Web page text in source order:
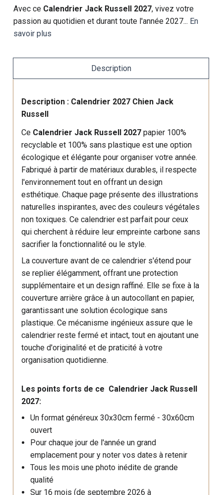
Avec ce Calendrier Jack Russell 2027, vivez votre
passion au quotidien et durant toute l'année 2027... En
savoir plus
Description
Description : Calendrier 2027 Chien Jack
Russell
Ce Calendrier Jack Russell 2027 papier 100%
recyclable et 100% sans plastique est une option
écologique et élégante pour organiser votre année.
Fabriqué à partir de matériaux durables, il respecte
l'environnement tout en offrant un design
esthétique. Chaque page présente des illustrations
naturelles inspirantes, avec des couleurs végétales
non toxiques. Ce calendrier est parfait pour ceux
qui cherchent à réduire leur empreinte carbone sans
sacrifier la fonctionnalité ou le style.
La couverture avant de ce calendrier s'étend pour
se replier élégamment, offrant une protection
supplémentaire et un design raffiné. Elle se fixe à la
couverture arrière grâce à un autocollant en papier,
garantissant une solution écologique sans
plastique. Ce mécanisme ingénieux assure que le
calendrier reste fermé et intact, tout en ajoutant une
touche d'originalité et de praticité à votre
organisation quotidienne.
Les points forts de ce Calendrier Jack Russell
2027:
Un format généreux 30x30cm fermé - 30x60cm
ouvert
Pour chaque jour de l'année un grand
emplacement pour y noter vos dates à retenir
Tous les mois une photo inédite de grande
qualité
Sur 16 mois (de septembre 2026 à